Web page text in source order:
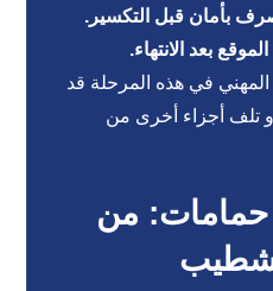
بأمان قبل التكسير.
بعد الانتهاء.
المهني في هذه المرحلة قد
تلف أجزاء أخرى من
من